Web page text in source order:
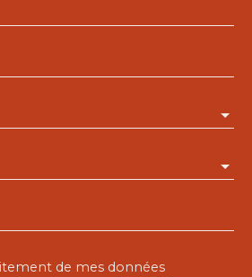
de mes données